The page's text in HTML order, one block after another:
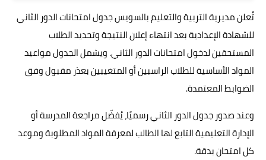
تُعلن مديرية التربية والتعليم بالسويس جدول امتحانات الدور الثاني
للشهادة الإعدادية بعد انتهاء إعلان النتيجة وتحديد الطلاب
المستحقين لدخول امتحانات الدور الثاني. ويشمل الجدول مواعيد
المواد الأساسية للطلاب الراسبين أو المتغيبين بعذر مقبول وفق
الضوابط المعتمدة.
وعند صدور جدول الدور الثاني رسميًا، يُفضّل مراجعة المدرسة أو
الإدارة التعليمية التابع لها الطالب لمعرفة المواد المطلوبة وموعد
كل امتحان بدقة.